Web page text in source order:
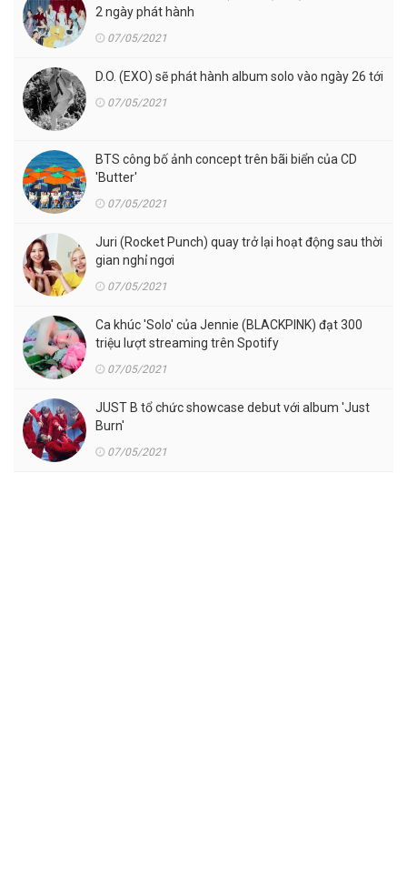
2 ngày phát hành
07/05/2021
D.O. (EXO) sẽ phát hành album solo vào ngày 26 tới
07/05/2021
BTS công bố ảnh concept trên bãi biển của CD
'Butter'
07/05/2021
Juri (Rocket Punch) quay trở lại hoạt động sau thời
gian nghỉ ngơi
07/05/2021
Ca khúc 'Solo' của Jennie (BLACKPINK) đạt 300
triệu lượt streaming trên Spotify
07/05/2021
JUST B tổ chức showcase debut với album 'Just
Burn'
07/05/2021